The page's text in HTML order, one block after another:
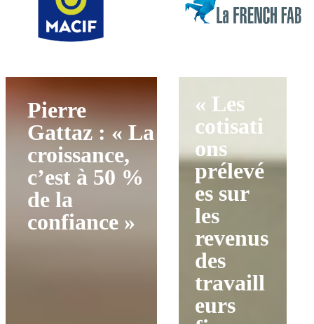
Pierre
Gattaz : « La
croissance,
c’est à 50 %
de la
confiance »
« Les
cotisati
ons
prélevé
es sur
les
revenus
des
travaill
eurs